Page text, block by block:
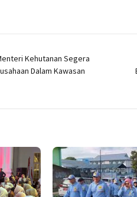
Kehutanan Segera
Dalam Kawasan